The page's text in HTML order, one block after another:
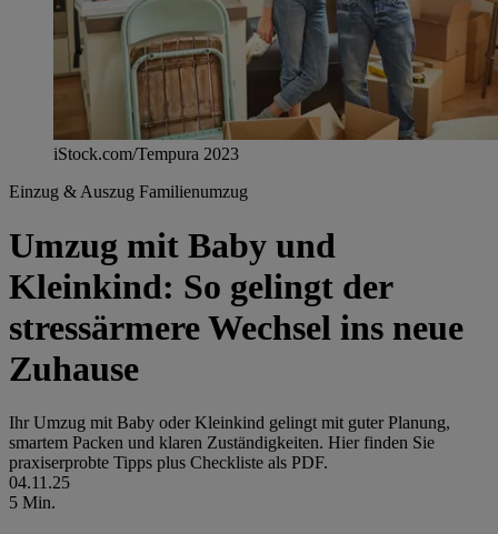
iStock.com/Tempura 2023
Einzug & Auszug Familienumzug
Umzug mit Baby und
Kleinkind: So gelingt der
stressärmere Wechsel ins neue
Zuhause
Ihr Umzug mit Baby oder Kleinkind gelingt mit guter Planung,
smartem Packen und klaren Zuständigkeiten. Hier finden Sie
praxiserprobte Tipps plus Checkliste als PDF.
04.11.25
5 Min.